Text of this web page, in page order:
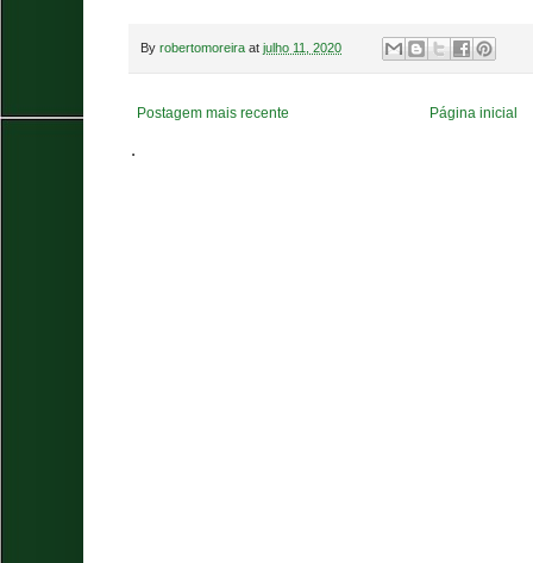
By robertomoreira at julho 11, 2020
Postagem mais recente Página inicial
.